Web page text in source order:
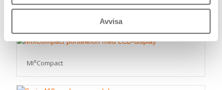
Avvisa
X
MIxCompact